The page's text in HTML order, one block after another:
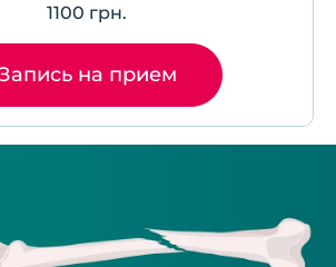
1100 грн.
на прием